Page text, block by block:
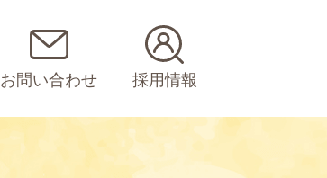
お問い合わせ 採用情報